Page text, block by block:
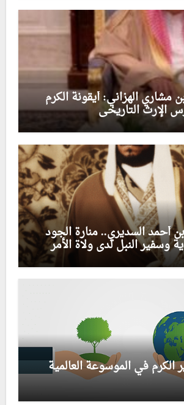
الهزاني: أيقونة الكرم
الإرث التاريخي
أحمد السديري.. منارة الجود
وسفير النبل لدى ولاة الأمر
في الموسوعة العالمية